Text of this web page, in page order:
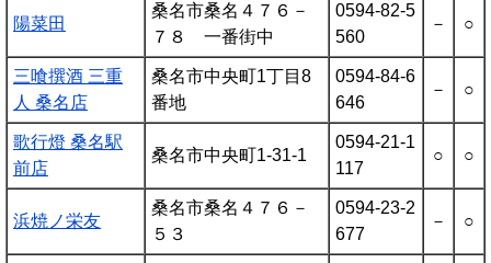
陽菜田
桑名市桑名４７６－
７８ 一番街中
0594-82-5
560
－ ○
三喰撰酒 三重
人 桑名店
桑名市中央町1丁目8
番地
0594-84-6
646
－ ○
歌行燈 桑名駅
前店
桑名市中央町1-31-1
0594-21-1
117
○ ○
浜焼ノ栄友
桑名市桑名４７６－
５３
0594-23-2
677
－ ○